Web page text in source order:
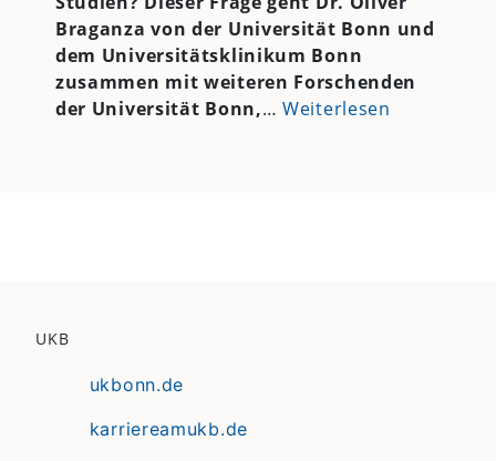
Braganza von der Universität Bonn und
dem Universitätsklinikum Bonn
zusammen mit weiteren Forschenden
der Universität Bonn,…Weiterlesen
UKB
ukbonn.de
karriereamukb.de